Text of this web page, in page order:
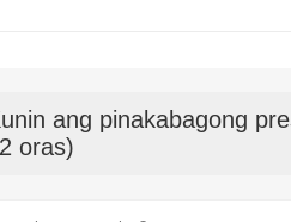
ang pinakabagong
oras)